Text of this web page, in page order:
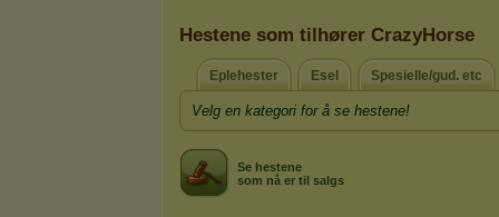
Hestene som tilhører CrazyHorse
Eplehester Esel Spesielle/gud. etc
Velg en kategori for å se hestene!
Se hestene
som nå er til salgs